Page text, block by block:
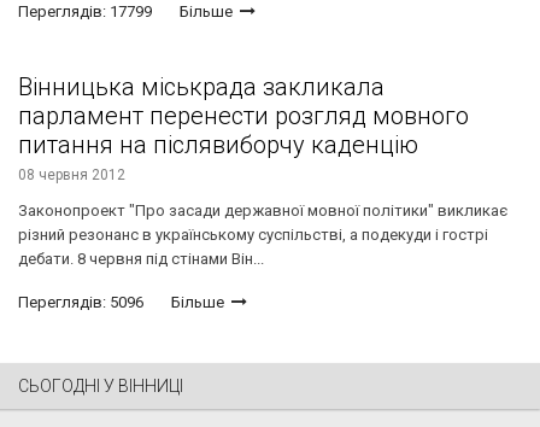
Переглядів: 17799 Більше
Вінницька міськрада закликала
парламент перенести розгляд мовного
питання на післявиборчу каденцію
08 червня 2012
Законопроект "Про засади державної мовної політики" викликає
різний резонанс в українському суспільстві, а подекуди і гострі
дебати. 8 червня під стінами Він...
Переглядів: 5096 Більше
СЬОГОДНІ У ВІННИЦІ